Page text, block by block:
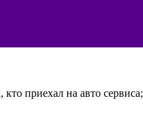
приехал на авто сервиса;